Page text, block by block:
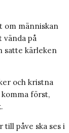
om människan
vända på
satte kärleken
och kristna
först,
till påve ska ses i